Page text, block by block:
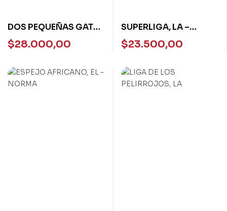
DOS PEQUEÑAS GATAS
JAPONESAS -RD
NUEVO
$28.000,00
SUPERLIGA, LA –
LOQUELEO
$23.500,00